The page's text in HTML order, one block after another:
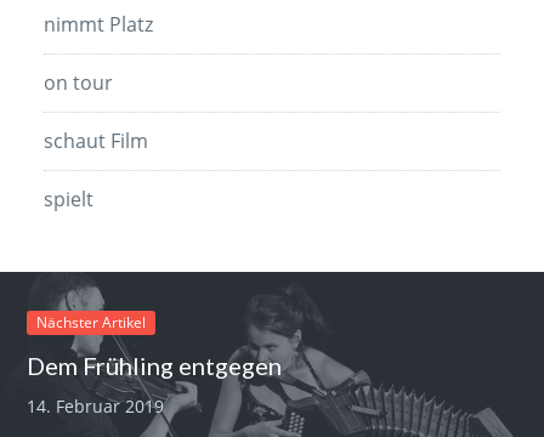
nimmt Platz
on tour
schaut Film
spielt
Nächster Artikel
Dem Frühling entgegen
14. Februar 2019